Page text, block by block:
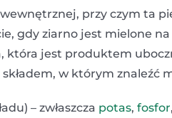
przy czym ta
gdy ziarno jest mielone
która jest produktem
w którym znaleźć
– zwłaszcza potas, fosfor,